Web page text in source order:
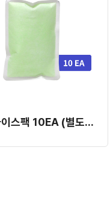
아이스팩 10EA (별도 인쇄안됨)